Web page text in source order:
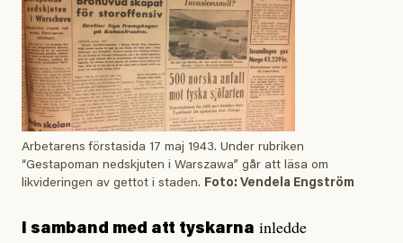
Arbetarens förstasida 17 maj 1943. Under rubriken
“Gestapoman nedskjuten i Warszawa” går att läsa om
likvideringen av gettot i staden. Foto: Vendela Engström
I samband med att tyskarna inledde